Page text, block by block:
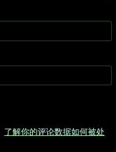
了解你的评论数据如何被处